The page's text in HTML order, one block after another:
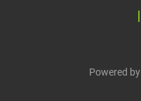
Powered by